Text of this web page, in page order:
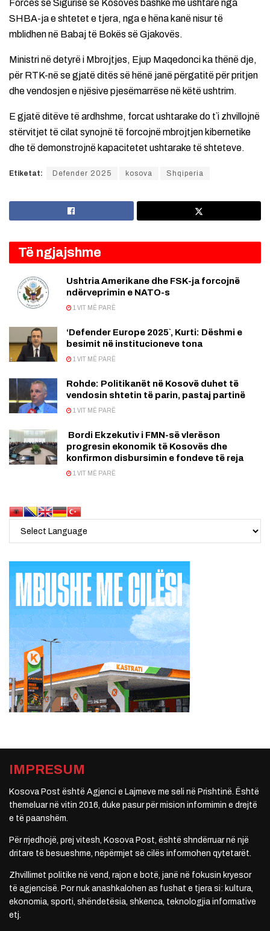
Forcës së Sigurisë së Kosovës bashkë me ushtarë nga
SHBA-ja e shtetet e tjera, nga e hëna kanë nisur të
mblidhen në Babaj të Bokës së Gjakovës.
Ministri në detyrë i Mbrojtjes, Ejup Maqedonci ka thënë dje,
për RTK-në se gjatë ditës së hënë janë përgatitë për pritjen
dhe vendosjen e njësive pjesëmarrëse në këtë ushtrim.
E gjatë ditëve të ardhshme, forcat ushtarake do t`i zhvillojnë
stërvitjet të cilat synojnë të forcojnë mbrojtjen kibernetike
dhe të demonstrojnë kapacitetet ushtarake të shteteve.
Etiketat: Defender 2025 kosova Shqiperia
Të ngjajshme
Ushtria Amerikane dhe FSK-ja forcojnë
ndërveprimin e NATO-s
1 VIT MË PARË
‘Defender Europe 2025`, Kurti: Dëshmi e
besimit në institucioneve tona
1 VIT MË PARË
Rohde: Politikanët në Kosovë duhet të
vendosin shtetin të parin, pastaj partinë
1 VIT MË PARË
Bordi Ekzekutiv i FMN-së vlerëson
progresin ekonomik të Kosovës dhe
konfirmon disbursimin e fondeve të reja
1 VIT MË PARË
IMPRESUM
Kosova Post është Agjenci e Lajmeve me seli në Prishtinë. Është
themeluar në vitin 2016, duke pasur për mision informimin e drejtë
e të paanshëm.
Për rrjedhojë, prej vitesh, Kosova Post, është shndërruar në një
dritare të besueshme, nëpërmjet së cilës informohen qytetarët.
Zhvillimet politike në vend, rajon e botë, janë në fokusin kryesor
të agjencisë. Por nuk anashkalohen as fushat e tjera si: kultura,
ekonomia, sporti, shëndetësia, shkenca, teknologjia informative
etj.